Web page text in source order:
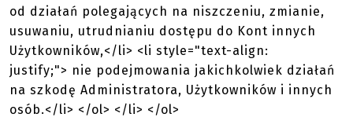
od działań polegających na niszczeniu, zmianie,
usuwaniu, utrudnianiu dostępu do Kont innych
Użytkowników,</li> <li style="text-align:
justify;"> nie podejmowania jakichkolwiek działań
na szkodę Administratora, Użytkowników i innych
osób.</li> </ol> </li> </ol>